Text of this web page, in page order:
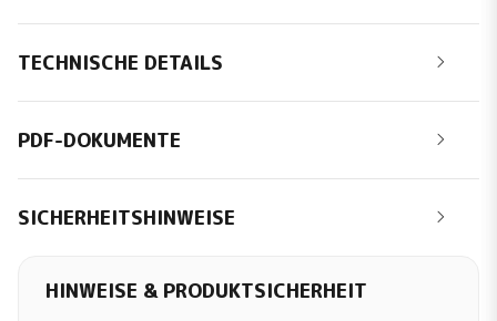
TECHNISCHE DETAILS
PDF-DOKUMENTE
SICHERHEITSHINWEISE
HINWEISE & PRODUKTSICHERHEIT